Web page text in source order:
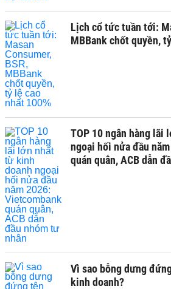
Lịch cổ tức tuần tới:
MBBank chốt quyền,
TOP 10 ngân hàng lãi
ngoại hối nửa đầu
quán quân, ACB dẫn
Vì sao bỗng dưng
kinh doanh?